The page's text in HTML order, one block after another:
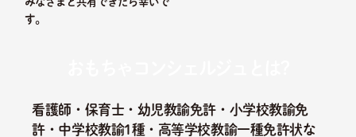
す。
看護師・保育士・幼児教諭免許・小学校教諭免
許・中学校教諭1種・高等学校教諭一種免許状な